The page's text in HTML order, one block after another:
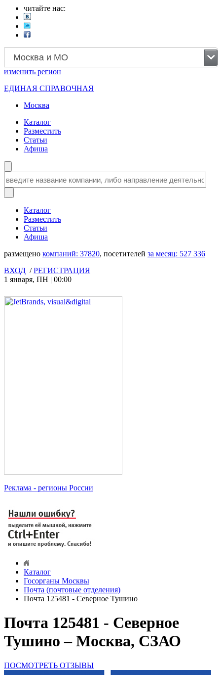
читайте нас:
Москва и МО
изменить регион
ЕДИНАЯ СПРАВОЧНАЯ
Москва
Каталог
Разместить
Статьи
Афиша
Каталог
Разместить
Статьи
Афиша
размещено компаний: 37820, посетителей за месяц: 527 336
ВХОД /РЕГИСТРАЦИЯ
1 января, ПН | 00:00
Реклама - регионы России
Каталог
Госорганы Москвы
Почта (почтовые отделения)
Почта 125481 - Северное Тушино
Почта 125481 - Северное
Тушино – Москва, СЗАО
ПОСМОТРЕТЬ ОТЗЫВЫ